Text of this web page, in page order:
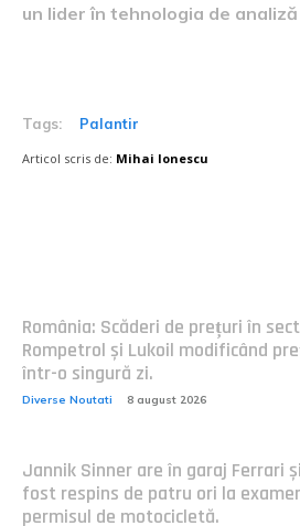
un lider în tehnologia de
Tags: Palantir
Articol scris de: Mihai Ionescu
România: Scăderi de prețuri în
Rompetrol și Lukoil modificând
într-o singură zi.
Diverse Noutati 8 august 2026
Jannik Sinner are în garaj Ferrari
fost respins de patru ori la
permisul de motocicletă.